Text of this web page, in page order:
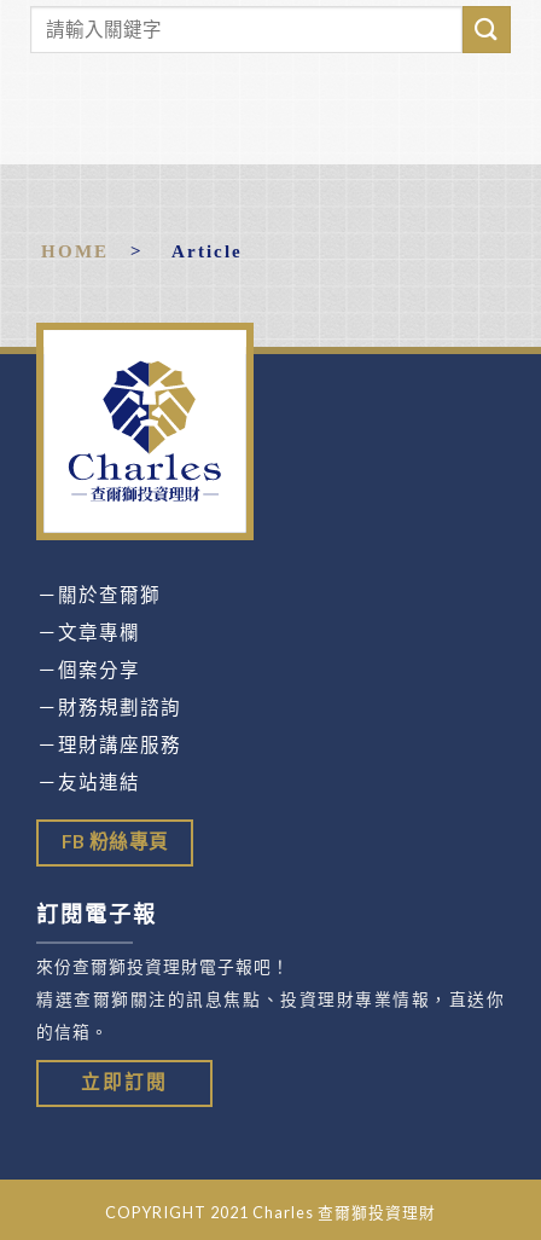
HOME > Article
－關於查爾獅
－文章專欄
－個案分享
－財務規劃諮詢
－理財講座服務
－友站連結
FB 粉絲專頁
訂閱電子報
來份查爾獅投資理財電子報吧！
精選查爾獅關注的訊息焦點、投資理財專業情報，直送你
的信箱。
立即訂閱
COPYRIGHT 2021 Charles 查爾獅投資理財